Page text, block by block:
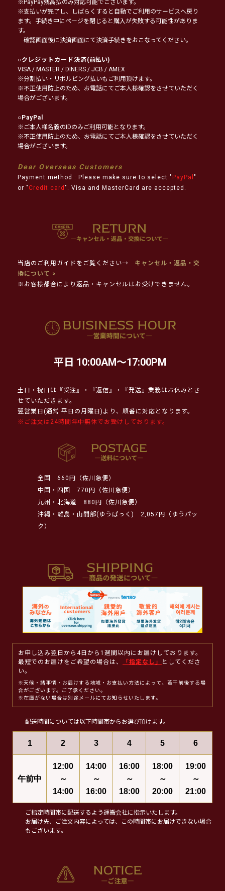
※PayPay残高払のみ対応可能でございます。
※支払いが完了し、しばらくすると自動でご利用のサービスへ戻り
ます。手続き中にページを閉じると購入が失敗する可能性がありま
す。
確認画面後に決済画面にて決済手続きをおこなってください。
○クレジットカード決済(前払い)
VISA / MASTER / DINERS / JCB / AMEX
※分割払い・リボルビング払いもご利用頂けます。
※不正使用防止のため、お電話にてご本人様確認をさせていただく
場合がございます。
○PayPal
※ご本人様名義のIDのみご利用可能となります。
※不正使用防止のため、お電話にてご本人様確認をさせていただく
場合がございます。
Dear Overseas Customers
Payment method : Please make sure to select " PayPal "
or " Credit card ". Visa and MasterCard are accepted.
当店のご利用ガイドをご覧ください→
キャンセル・返品・交
換について >
※お客様都合により返品・キャンセルはお受けできません。
平日 10:00AM～17:00PM
土日・祝日は『受注』・『返信』・『発送』業務はお休みとさ
せていただきます。
翌営業日(通常 平日の月曜日)より、順番に対応となります。
※ご注文は24時間年中無休でお受けしております。
全国
660円（佐川急便）
中国・四国
770円（佐川急便）
九州・北海道
880円（佐川急便）
沖縄・離島・山間部(ゆうぱっく)
2,057円（ゆうパッ
ク）
お申し込み翌日から4日から1週間以内にお届けしております。
最短でのお届けをご希望の場合は、
「指定なし」
としてくださ
い。
※天候・諸事情・お届けする地域・お支払い方法によって、若干前後する場
合がございます。ご了承ください。
※在庫がない場合は別途メールにてお知らせいたします。
配送時間については以下時間帯からお選び頂けます。
1 2 3 4 5 6
午前中
12:00
～
14:00
14:00
～
16:00
16:00
～
18:00
18:00
～
20:00
19:00
～
21:00
ご指定時間帯に配送するよう運搬会社に指示いたします。
お届け先、ご注文内容によっては、この時間帯にお届けできない場合
もございます。